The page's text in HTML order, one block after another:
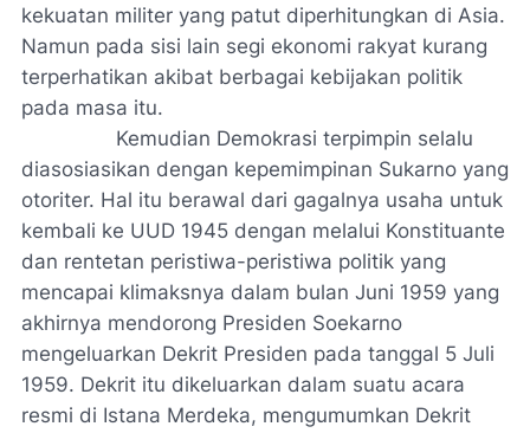
kekuatan militer yang patut diperhitungkan di Asia.
Namun pada sisi lain segi ekonomi rakyat kurang
terperhatikan akibat berbagai kebijakan politik
pada masa itu.
Kemudian Demokrasi terpimpin selalu
diasosiasikan dengan kepemimpinan Sukarno yang
otoriter. Hal itu berawal dari gagalnya usaha untuk
kembali ke UUD 1945 dengan melalui Konstituante
dan rentetan peristiwa-peristiwa politik yang
mencapai klimaksnya dalam bulan Juni 1959 yang
akhirnya mendorong Presiden Soekarno
mengeluarkan Dekrit Presiden pada tanggal 5 Juli
1959. Dekrit itu dikeluarkan dalam suatu acara
resmi di Istana Merdeka, mengumumkan Dekrit